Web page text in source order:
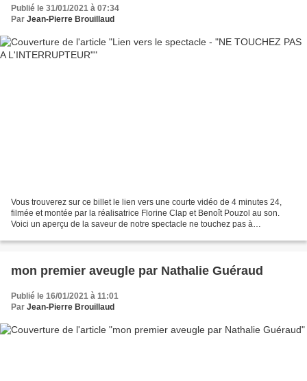
Publié le 31/01/2021 à 07:34
Par Jean-Pierre Brouillaud
Vous trouverez sur ce billet le lien vers une courte vidéo de 4 minutes 24,
filmée et montée par la réalisatrice Florine Clap et Benoît Pouzol au son.
Voici un aperçu de la saveur de notre spectacle ne touchez pas à
mon premier aveugle par Nathalie Guéraud
Publié le 16/01/2021 à 11:01
Par Jean-Pierre Brouillaud